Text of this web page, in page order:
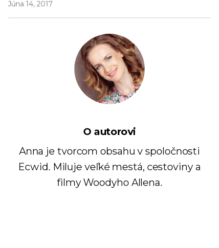
Júna 14, 2017
O autorovi
Anna je tvorcom obsahu v spoločnosti
Ecwid. Miluje veľké mestá, cestoviny a
filmy Woodyho Allena.